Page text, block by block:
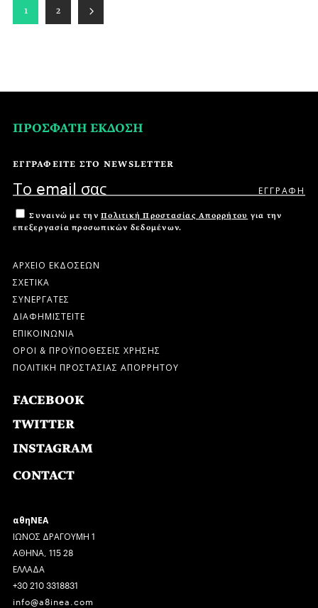
1 2
ΠΡΟΣΦΑΤΗ ΕΚΔΟΣΗ
ΕΓΓΡΑΦΕΙΤΕ ΣΤΟ NEWSLETTER
Συναινώ με την Πολιτική Προστασίας Απορρήτου για την
επεξεργασία προσωπικών δεδομένων.
ΑΡΧΕΙΟ ΕΚΔΟΣΕΩΝ
ΣΧΕΤΙΚΑ
ΣΥΝΕΡΓΑΤΕΣ
ΔΙΑΦΗΜΙΣΤΕΙΤΕ
ΕΠΙΚΟΙΝΩΝΙΑ
ΟΡΟΙ & ΠΡΟΫΠΟΘΕΣΕΙΣ ΧΡΗΣΗΣ
ΠΟΛΙΤΙΚΗ ΠΡΟΣΤΑΣΙΑΣ ΑΠΟΡΡΗΤΟΥ
FACEBOOK
TWITTER
INSTAGRAM
CONTACT
αθηΝΕΑ
ΙΩΝΟΣ ΔΡΑΓΟΥΜΗ 1
ΑΘΗΝΑ, 115 28
ΕΛΛΑΔΑ
+30 210 3318831
info@a8inea.com